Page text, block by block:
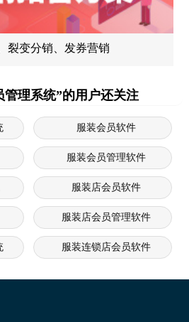
裂变分销、发券营销
管理系统”的用户还关注
服装会员软件
服装会员管理软件
服装店会员软件
服装店会员管理软件
服装连锁店会员软件